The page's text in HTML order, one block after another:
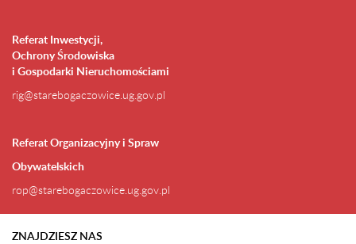
Referat Inwestycji,
Ochrony Środowiska
i Gospodarki Nieruchomościami
rig@starebogaczowice.ug.gov.pl
Referat Organizacyjny i Spraw
Obywatelskich
rop@starebogaczowice.ug.gov.pl
ZNAJDZIESZ NAS